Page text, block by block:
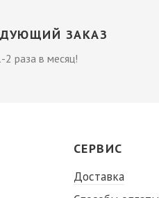
ЗАКАЗ
2 раза в месяц!
СЕРВИС
Доставка